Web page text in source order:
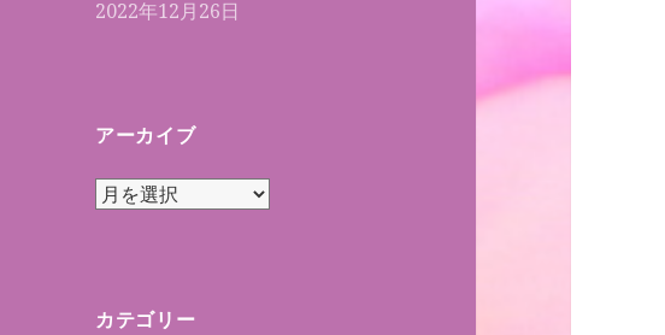
2022年12月26日
アーカイブ
ア
ブ
カテゴリー